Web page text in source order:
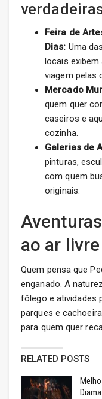
Feira de
Dias: Uma
locais exibem
viagem pelas
Mercado
quem quer
caseiros e
cozinha.
Galerias de
pinturas,
com quem
originais.
ao ar
Quem pensa que
enganado. A
fôlego e atividades
parques e
para quem quer
RELATED POSTS